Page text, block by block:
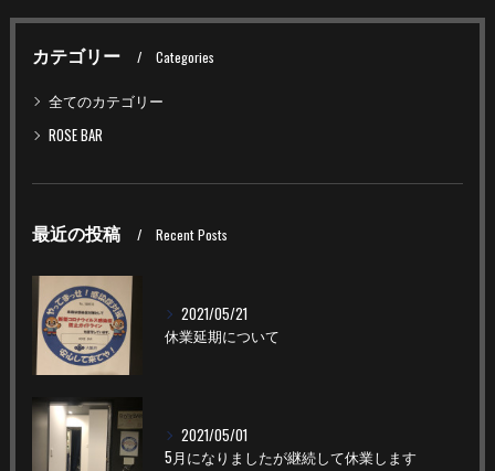
カテゴリー Categories
全てのカテゴリー
ROSE BAR
最近の投稿 Recent Posts
2021/05/21
休業延期について
2021/05/01
5月になりましたが継続して休業します